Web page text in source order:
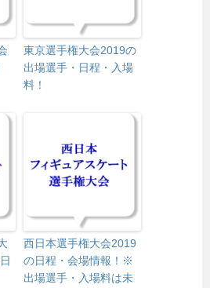
東京選手権大会2019の
出場選手・日程・入場
料！
西日本選手権大会2019
の日程・会場情報！※
出場選手・入場料は未